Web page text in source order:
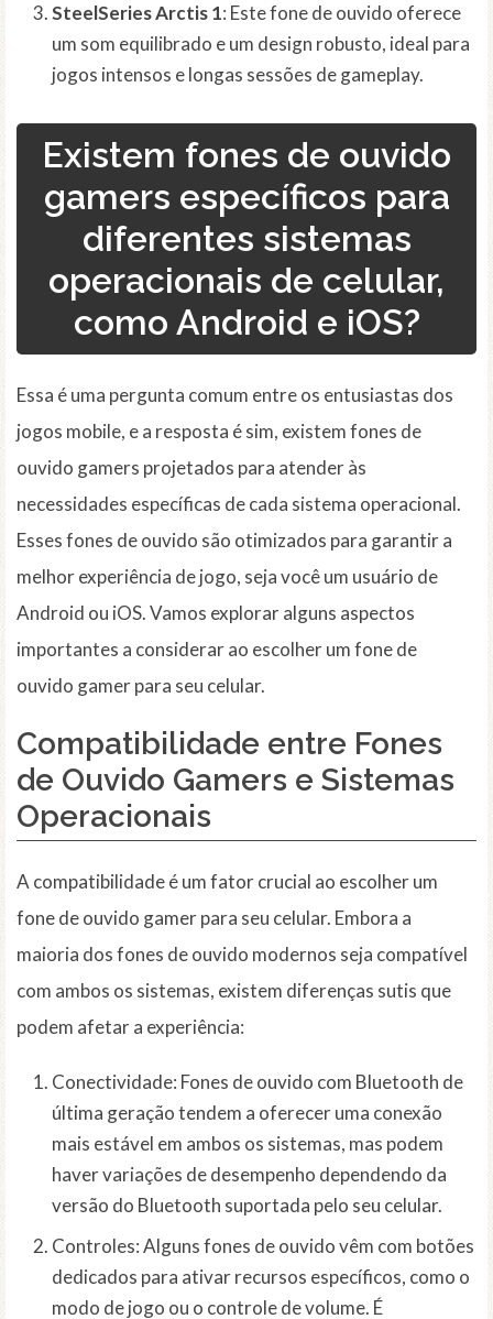
SteelSeries Arctis 1: Este fone de ouvido oferece
um som equilibrado e um design robusto, ideal para
jogos intensos e longas sessões de gameplay.
Existem fones de ouvido
gamers específicos para
diferentes sistemas
operacionais de celular,
como Android e iOS?
Essa é uma pergunta comum entre os entusiastas dos
jogos mobile, e a resposta é sim, existem fones de
ouvido gamers projetados para atender às
necessidades específicas de cada sistema operacional.
Esses fones de ouvido são otimizados para garantir a
melhor experiência de jogo, seja você um usuário de
Android ou iOS. Vamos explorar alguns aspectos
importantes a considerar ao escolher um fone de
ouvido gamer para seu celular.
Compatibilidade entre Fones
de Ouvido Gamers e Sistemas
Operacionais
A compatibilidade é um fator crucial ao escolher um
fone de ouvido gamer para seu celular. Embora a
maioria dos fones de ouvido modernos seja compatível
com ambos os sistemas, existem diferenças sutis que
podem afetar a experiência:
Conectividade: Fones de ouvido com Bluetooth de
última geração tendem a oferecer uma conexão
mais estável em ambos os sistemas, mas podem
haver variações de desempenho dependendo da
versão do Bluetooth suportada pelo seu celular.
Controles: Alguns fones de ouvido vêm com botões
dedicados para ativar recursos específicos, como o
modo de jogo ou o controle de volume. É